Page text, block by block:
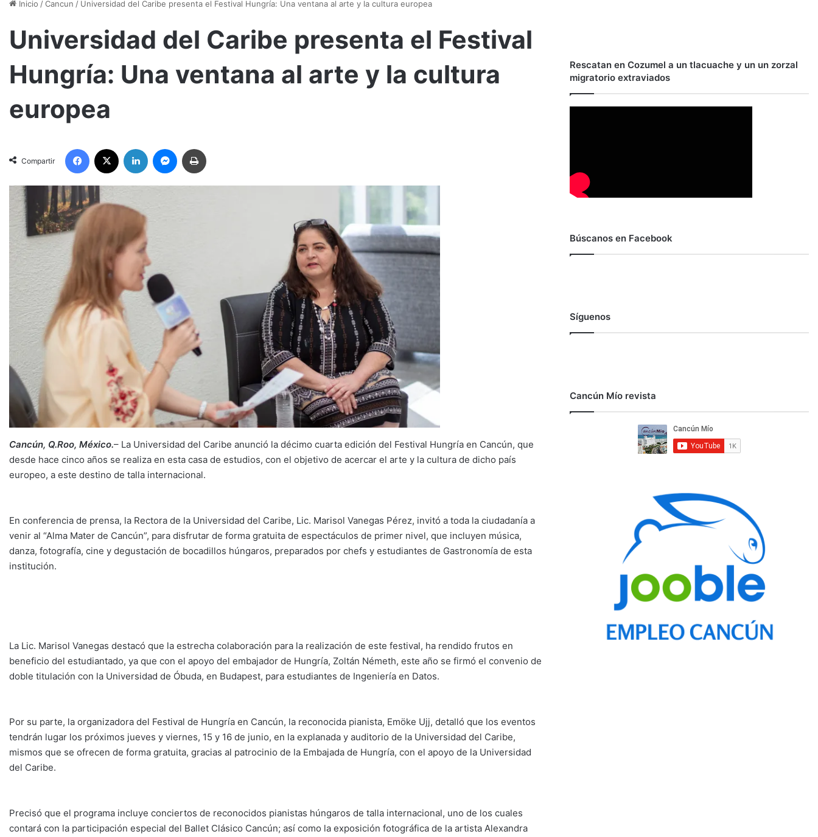
Inicio /Cancun / Universidad del Caribe presenta el Festival Hungría: Una ventana al arte y la cultura europea
Universidad del Caribe presenta el Festival
Hungría: Una ventana al arte y la cultura
europea
Compartir
Facebook LinkedIn Messenger
Cancún, Q.Roo, México.– La Universidad del Caribe anunció la décimo cuarta edición del Festival Hungría en Cancún, que
desde hace cinco años se realiza en esta casa de estudios, con el objetivo de acercar el arte y la cultura de dicho país
europeo, a este destino de talla internacional.
En conferencia de prensa, la Rectora de la Universidad del Caribe, Lic. Marisol Vanegas Pérez, invitó a toda la ciudadanía a
venir al “Alma Mater de Cancún”, para disfrutar de forma gratuita de espectáculos de primer nivel, que incluyen música,
danza, fotografía, cine y degustación de bocadillos húngaros, preparados por chefs y estudiantes de Gastronomía de esta
institución.
La Lic. Marisol Vanegas destacó que la estrecha colaboración para la realización de este festival, ha rendido frutos en
beneficio del estudiantado, ya que con el apoyo del embajador de Hungría, Zoltán Németh, este año se firmó el convenio de
doble titulación con la Universidad de Óbuda, en Budapest, para estudiantes de Ingeniería en Datos.
Por su parte, la organizadora del Festival de Hungría en Cancún, la reconocida pianista, Emöke Ujj, detalló que los eventos
tendrán lugar los próximos jueves y viernes, 15 y 16 de junio, en la explanada y auditorio de la Universidad del Caribe,
mismos que se ofrecen de forma gratuita, gracias al patrocinio de la Embajada de Hungría, con el apoyo de la Universidad
del Caribe.
Precisó que el programa incluye conciertos de reconocidos pianistas húngaros de talla internacional, uno de los cuales
contará con la participación especial del Ballet Clásico Cancún; así como la exposición fotográfica de la artista Alexandra
Rescatan en Cozumel a un tlacuache y un un zorzal
migratorio extraviados
Búscanos en Facebook
Síguenos
Cancún Mío revista